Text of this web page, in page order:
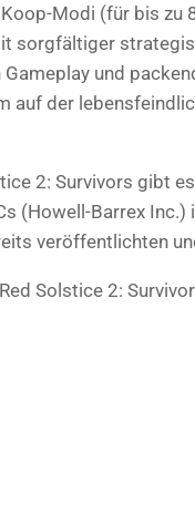
Modi (für bis
sorgfältiger
und
auf der
2: Survivors gibt
(Howell-Barrex
veröffentlichten
Solstice 2: